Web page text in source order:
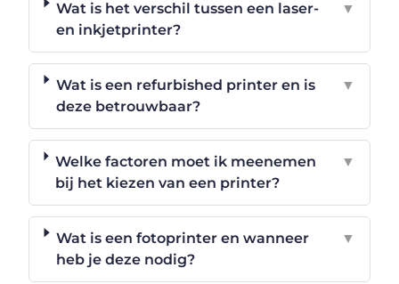
Wat is het verschil tussen een laser-
en inkjetprinter?
▼
Wat is een refurbished printer en is
deze betrouwbaar?
▼
Welke factoren moet ik meenemen
bij het kiezen van een printer?
▼
Wat is een fotoprinter en wanneer
heb je deze nodig?
▼